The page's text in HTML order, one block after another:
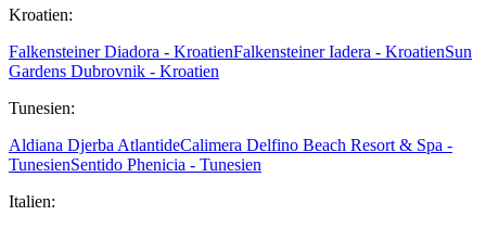
Kroatien:
Falkensteiner Diadora - KroatienFalkensteiner Iadera - KroatienSun
Gardens Dubrovnik - Kroatien
Tunesien:
Aldiana Djerba AtlantideCalimera Delfino Beach Resort & Spa -
TunesienSentido Phenicia - Tunesien
Italien: